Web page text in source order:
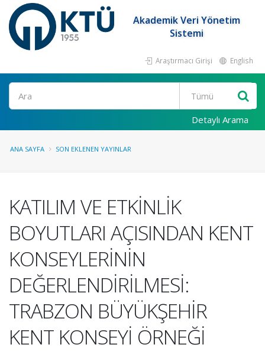
Akademik Veri Yönetim
Sistemi
Araştırmacı Girişi English
Ara
Detaylı Arama
ANA SAYFA SON EKLENEN YAYINLAR
KATILIM VE ETKİNLİK
BOYUTLARI AÇISINDAN KENT
KONSEYLERİNİN
DEĞERLENDİRİLMESİ:
TRABZON BÜYÜKŞEHİR
KENT KONSEYİ ÖRNEĞİ